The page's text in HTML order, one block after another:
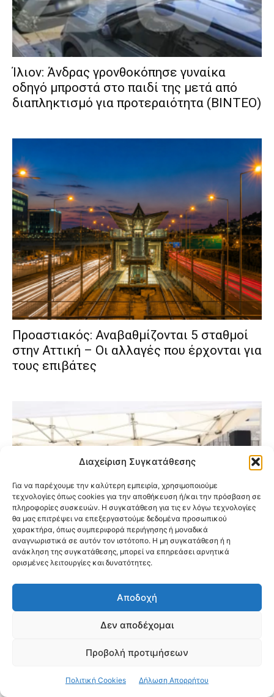
Διαχείριση Συγκατάθεσης
Για να παρέχουμε την καλύτερη εμπειρία, χρησιμοποιούμε
τεχνολογίες όπως cookies για την αποθήκευση ή/και την πρόσβαση σε
πληροφορίες συσκευών. Η συγκατάθεση για τις εν λόγω τεχνολογίες
θα μας επιτρέψει να επεξεργαστούμε δεδομένα προσωπικού
χαρακτήρα, όπως συμπεριφορά περιήγησης ή μοναδικά
αναγνωριστικά σε αυτόν τον ιστότοπο. Η μη συγκατάθεση ή η
ανάκληση της συγκατάθεσης, μπορεί να επηρεάσει αρνητικά
ορισμένες λειτουργίες και δυνατότητες.
Αποδοχή
Δεν αποδέχομαι
Προβολή προτιμήσεων
Πολιτική Cookies Δήλωση Απορρήτου
Ίλιον: Άνδρας γρονθοκόπησε γυναίκα
οδηγό μπροστά στο παιδί της μετά από
διαπληκτισμό για προτεραιότητα (ΒΙΝΤΕΟ)
Προαστιακός: Αναβαθμίζονται 5 σταθμοί
στην Αττική – Οι αλλαγές που έρχονται για
τους επιβάτες
Εγκαινιάστηκαν οι νέες παιδικές
κατασκηνώσεις της Ιεράς Μητροπόλεως
Νέας Ιωνίας στον Ωρωπό